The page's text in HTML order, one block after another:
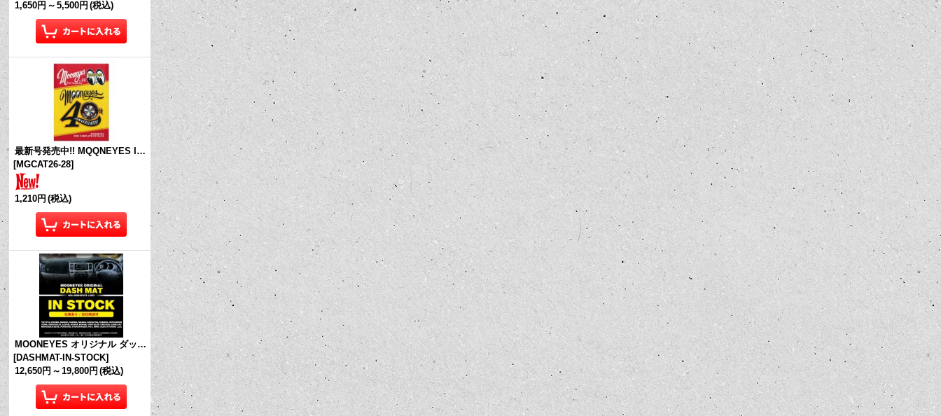
1,650円 ～ 5,500円 (税込)
最新号発売中!! MQQNEYES International Magazine No.28 2026
[MGCAT26-28]
1,210円 (税込)
MOONEYES オリジナル ダッシュマット (in Stock!)
[DASHMAT-IN-STOCK]
12,650円 ～ 19,800円 (税込)